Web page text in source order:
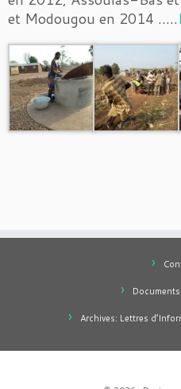
et Modougou en 2014 …..
Archives: Lettres